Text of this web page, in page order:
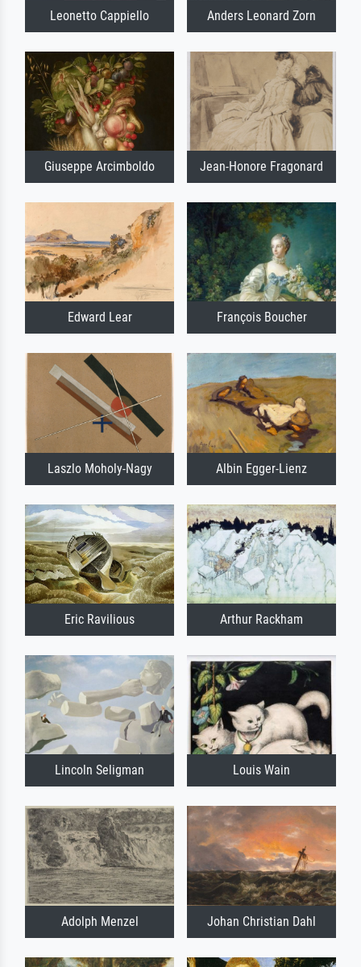
Leonetto Cappiello Anders Leonard Zorn
Giuseppe Arcimboldo Jean-Honore Fragonard
Edward Lear François Boucher
Laszlo Moholy-Nagy Albin Egger-Lienz
Eric Ravilious Arthur Rackham
Lincoln Seligman Louis Wain
Adolph Menzel Johan Christian Dahl